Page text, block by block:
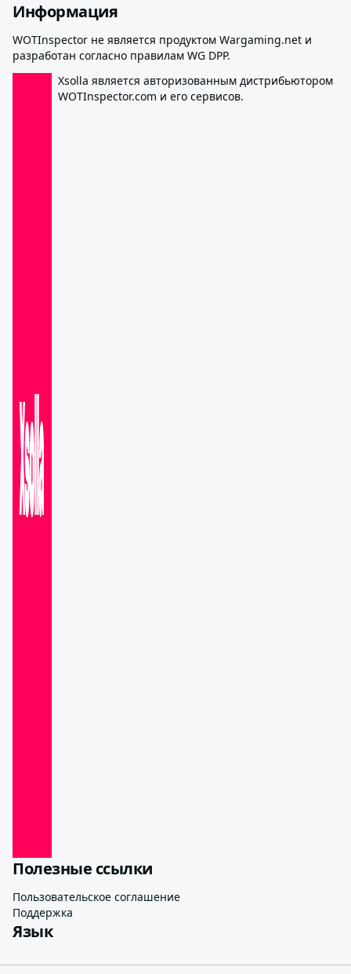
Информация
WOTInspector не является продуктом Wargaming.net и
разработан согласно правилам WG DPP.
Xsolla является авторизованным дистрибьютором
WOTInspector.com и его сервисов.
Полезные ссылки
Пользовательское соглашение
Поддержка
Язык